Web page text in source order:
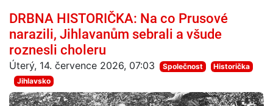
DRBNA HISTORIČKA: Na co Prusové
narazili, Jihlavanům sebrali a všude
roznesli choleru
Úterý, 14. července 2026, 07:03 Společnost
Historička
Jihlavsko